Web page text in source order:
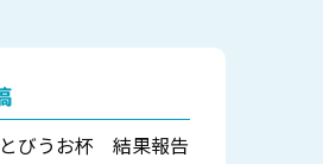
とびうお杯 結果報告